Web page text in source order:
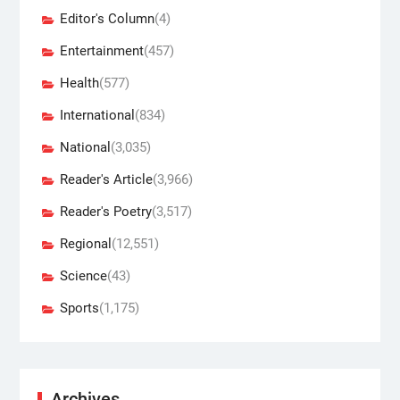
Editor's Column(4)
Entertainment(457)
Health(577)
International (834)
National (3,035)
Reader's Article(3,966)
Reader's Poetry(3,517)
Regional (12,551)
Science(43)
Sports(1,175)